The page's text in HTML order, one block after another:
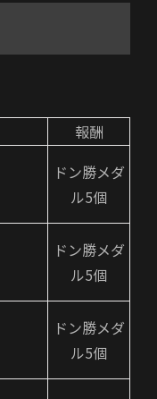
報酬
ドン勝メダ
ル5個
ドン勝メダ
ル5個
ドン勝メダ
ル5個